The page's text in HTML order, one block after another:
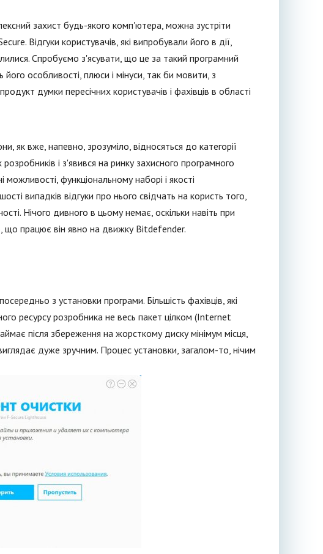
захист будь-якого комп'ютера, можна зустріти
Відгуки користувачів, які випробували його в дії,
Спробуємо з'ясувати, що це за такий програмний
особливості, плюси і мінуси, так би мовити, з
думки пересічних користувачів і фахівців в області
як вже, напевно, зрозуміло, відносяться до категорії
і з'явився на ринку захисного програмного
функціональному наборі і якості
випадків відгуки про нього свідчать на користь того,
Нічого дивного в цьому немає, оскільки навіть при
що працює він явно на движку Bitdefender.
з установки програми. Більшість фахівців, які
ресурсу розробника не весь пакет цілком (Internet
після збереження на жорсткому диску мінімум місця,
дуже зручним. Процес установки, загалом-то, нічим